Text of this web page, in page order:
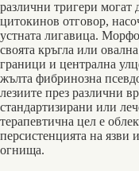
различни тригери могат
цитокинов отговор,
устната лигавица.
своята кръгла или
граници и централна
жълта фибринозна
лезиите през различни
стандартизирани или
терапевтична цел е
персистенцията на
огнища.